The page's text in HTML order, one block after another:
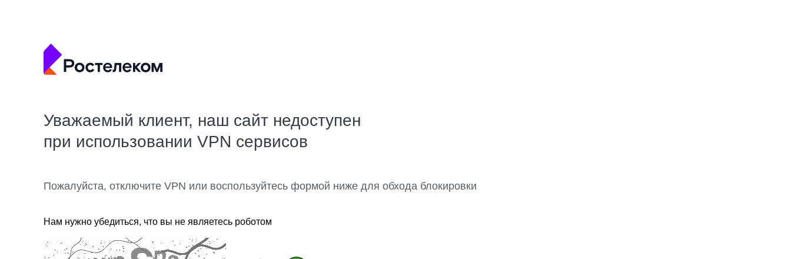
Уважаемый клиент, наш сайт недоступен
при использовании VPN сервисов
Пожалуйста, отключите VPN или воспользуйтесь формой ниже для обхода блокировки
Нам нужно убедиться, что вы не являетесь роботом